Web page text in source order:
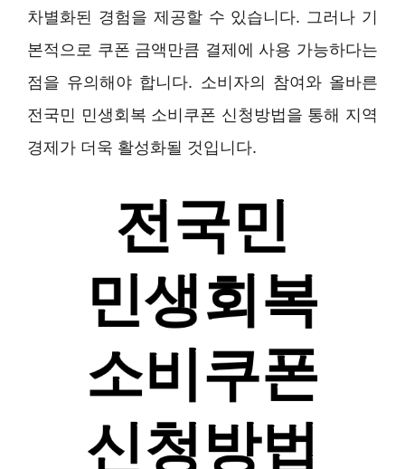
차별화된 경험을 제공할 수 있습니다. 그러나 기
본적으로 쿠폰 금액만큼 결제에 사용 가능하다는
점을 유의해야 합니다. 소비자의 참여와 올바른
전국민 민생회복 소비쿠폰 신청방법을 통해 지역
경제가 더욱 활성화될 것입니다.